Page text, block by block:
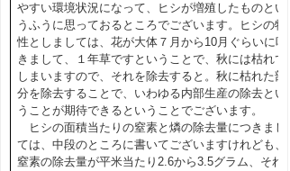
やすい環境状況になって、ヒシが増殖したものとい
うふうに思っておるところでございます。ヒシの特
性としましては、花が大体７月から10月ぐらいに咲
きまして、１年草ですということで、秋には枯れて
しまいますので、それを除去すると。秋に枯れた部
分を除去することで、いわゆる内部生産の除去とい
うことが期待できるということでございます。
ヒシの面積当たりの窒素と燐の除去量につきまし
ては、中段のところに書いてございますけれども、
窒素の除去量が平米当たり2.6から3.5グラム、それ